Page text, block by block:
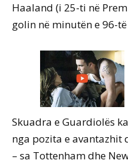
Haaland (i 25-ti në
golin në minutën e 96-
Skuadra e Guardiolës
nga pozita e
– sa Tottenham dhe